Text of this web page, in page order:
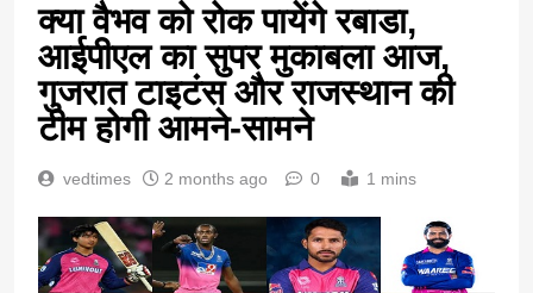
क्या वैभव को रोक पायेंगे रबाडा,
आईपीएल का सुपर मुकाबला आज,
गुजरात टाइटंस और राजस्थान की
टीम होगी आमने-सामने
vedtimes 2 months ago 0 1 mins